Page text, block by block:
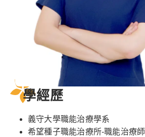
學經歷
義守大學職能治療學系
希望種子職能治療所-職能治療師